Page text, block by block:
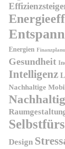
Energien
Gesundheit
Intelligenz
Nachhaltige
Design